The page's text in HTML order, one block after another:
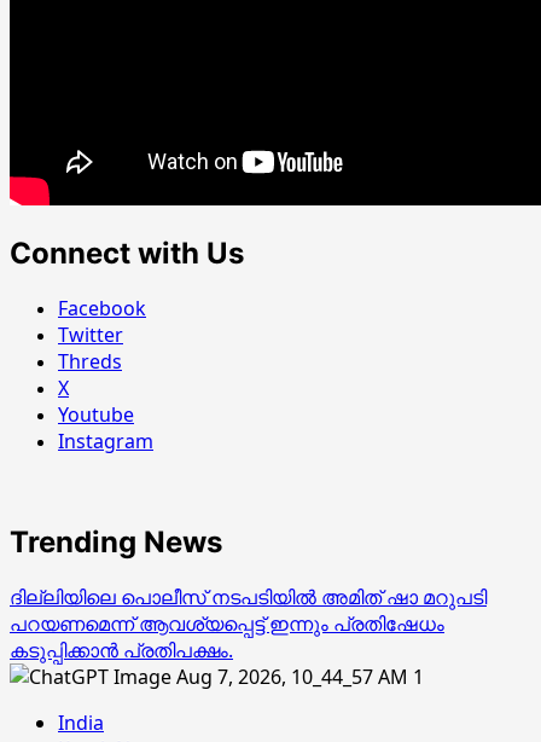
Connect with Us
Facebook
Twitter
Threds
X
Youtube
Instagram
Trending News
ദില്ലിയിലെ പൊലീസ് നടപടിയിൽ അമിത് ഷാ മറുപടി
പറയണമെന്ന് ആവശ്യപ്പെട്ട് ഇന്നും പ്രതിഷേധം
കടുപ്പിക്കാൻ പ്രതിപക്ഷം.
1
India